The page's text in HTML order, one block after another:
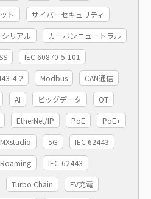
ト サイバーセキュリティ
シリアル カーボンニュートラル
IEC 60870-5-101
4-2 Modbus CAN通信
AI ビッグデータ OT
EtherNet/IP PoE PoE+
MXstudio 5G IEC 62443
IEC-62443
Turbo Chain EV充電